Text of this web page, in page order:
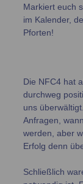
Markiert euch
im Kalender,
Pforten!
Die NFC4 hat
durchweg
uns
Anfragen,
werden, aber
Erfolg denn
Schließlich